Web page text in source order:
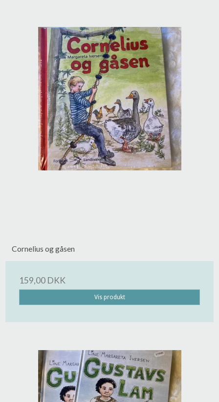
Cornelius og gåsen
159,00 DKK
Vis produkt